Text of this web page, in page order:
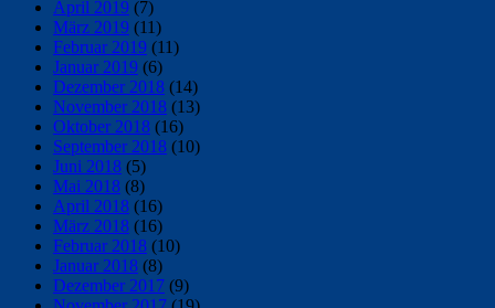
April 2019 (7)
März 2019 (11)
Februar 2019 (11)
Januar 2019 (6)
Dezember 2018 (14)
November 2018 (13)
Oktober 2018 (16)
September 2018 (10)
Juni 2018 (5)
Mai 2018 (8)
April 2018 (16)
März 2018 (16)
Februar 2018 (10)
Januar 2018 (8)
Dezember 2017 (9)